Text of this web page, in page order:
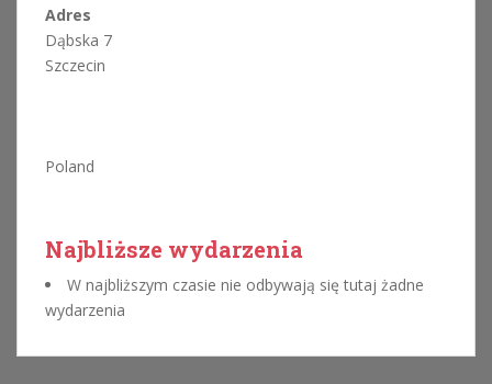
Adres
Dąbska 7
Szczecin
Poland
Najbliższe wydarzenia
W najbliższym czasie nie odbywają się tutaj żadne
wydarzenia